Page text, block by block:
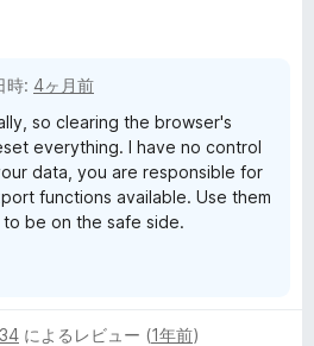
時: 4ヶ月前
so clearing the browser's
everything. I have no control
data, you are responsible for
functions available. Use them
be on the safe side.
によるレビュー (1年前)